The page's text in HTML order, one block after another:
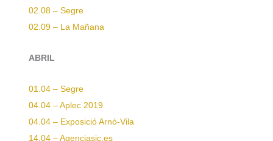
02.08 – Segre
02.09 – La Mañana
ABRIL
01.04 – Segre
04.04 – Aplec 2019
04.04 – Exposició Arnó-Vila
14.04 – Agenciasic.es